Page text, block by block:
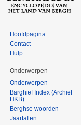
Hoofdpagina
Contact
Hulp
Onderwerpen
Onderwerpen
Barghief Index (Archief
HKB)
Berghse woorden
Jaartallen